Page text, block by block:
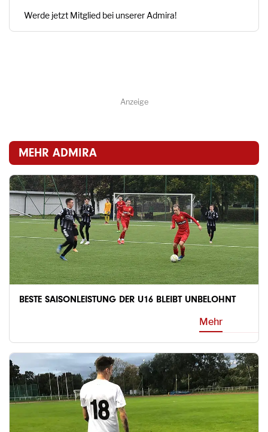
MEHR ADMIRA
BESTE SAISONLEISTUNG DER U16 BLEIBT UNBELOHNT
Mehr
Werde jetzt Mitglied bei unserer Admira!
Anzeige